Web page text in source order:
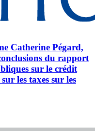
Catherine Pégard,
du rapport
sur le crédit
les taxes sur les